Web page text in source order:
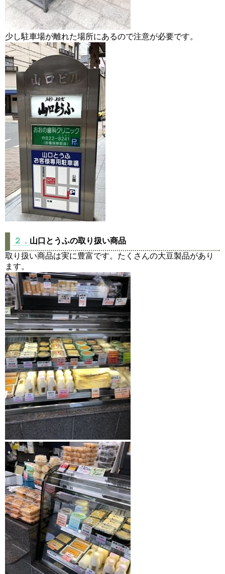
少し駐車場が離れた場所にあるので注意が必要です。
２． 山口とうふの取り扱い商品
取り扱い商品は実に豊富です。たくさんの大豆製品があり
ます。